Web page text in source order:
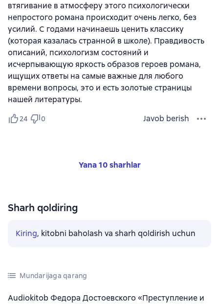
втягивание в атмосферу этого психологически
непростого романа происходит очень легко, без
усилий. С годами начинаешь ценить классику
(которая казалась странной в школе). Правдивость
описаний, психологизм состояний и
исчерпывающую яркость образов героев романа,
ищущих ответы на самые важные для любого
времени вопросы, это и есть золотые страницы
нашей литературы.
24 0 Javob berish
Yana 10 sharhlar
Sharh qoldiring
Kiring, kitobni baholash va sharh qoldirish uchun
Mundarijaga qarang
Audiokitob Федора Достоевского «Преступление и